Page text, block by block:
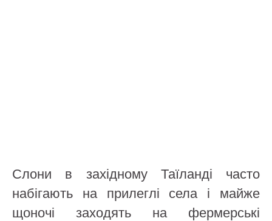
Слони в західному Таїланді часто
набігають на прилеглі села і майже
щоночі заходять на фермерські